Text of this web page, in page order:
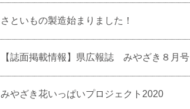
さといもの製造始まりました！
【誌面掲載情報】県広報誌 みやざき８月号
みやざき花いっぱいプロジェクト2020